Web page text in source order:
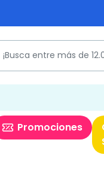
Promociones